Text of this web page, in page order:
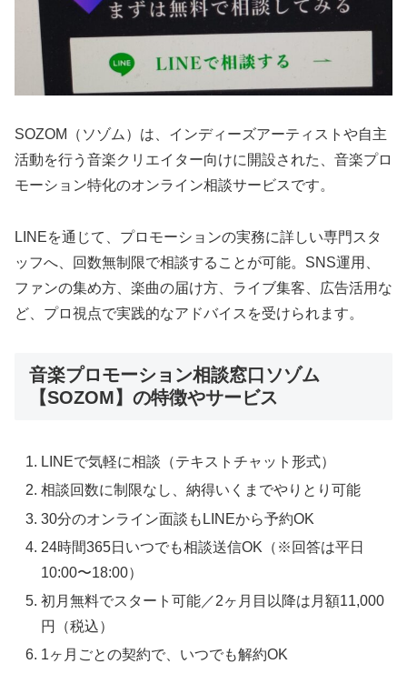
SOZOM（ソゾム）は、インディーズアーティストや自主
活動を行う音楽クリエイター向けに開設された、音楽プロ
モーション特化のオンライン相談サービスです。
LINEを通じて、プロモーションの実務に詳しい専門スタ
ッフへ、回数無制限で相談することが可能。SNS運用、
ファンの集め方、楽曲の届け方、ライブ集客、広告活用な
ど、プロ視点で実践的なアドバイスを受けられます。
音楽プロモーション相談窓口ソゾム
【SOZOM】の特徴やサービス
LINEで気軽に相談（テキストチャット形式）
相談回数に制限なし、納得いくまでやりとり可能
30分のオンライン面談もLINEから予約OK
24時間365日いつでも相談送信OK（※回答は平日
10:00〜18:00）
初月無料でスタート可能／2ヶ月目以降は月額11,000
円（税込）
1ヶ月ごとの契約で、いつでも解約OK